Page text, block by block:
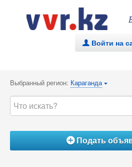
. Войти на
Выбранный регион: Караганда {
ÁПодать